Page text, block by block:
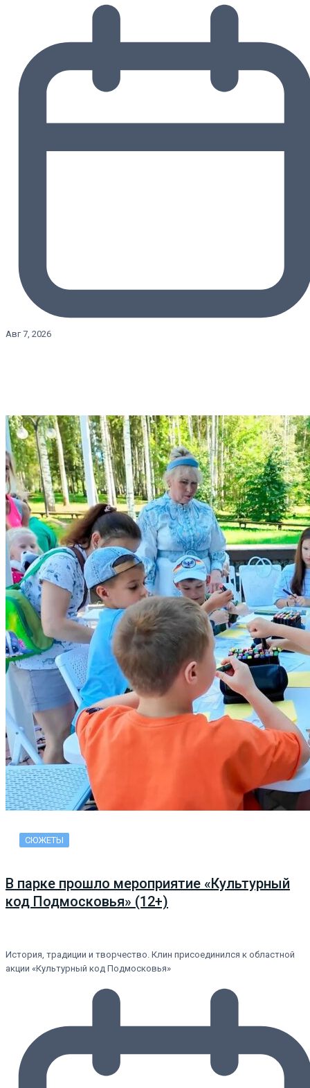
Авг 7, 2026
СЮЖЕТЫ
В парке прошло мероприятие «Культурный
код Подмосковья» (12+)
История, традиции и творчество. Клин присоединился к областной
акции «Культурный код Подмосковья»